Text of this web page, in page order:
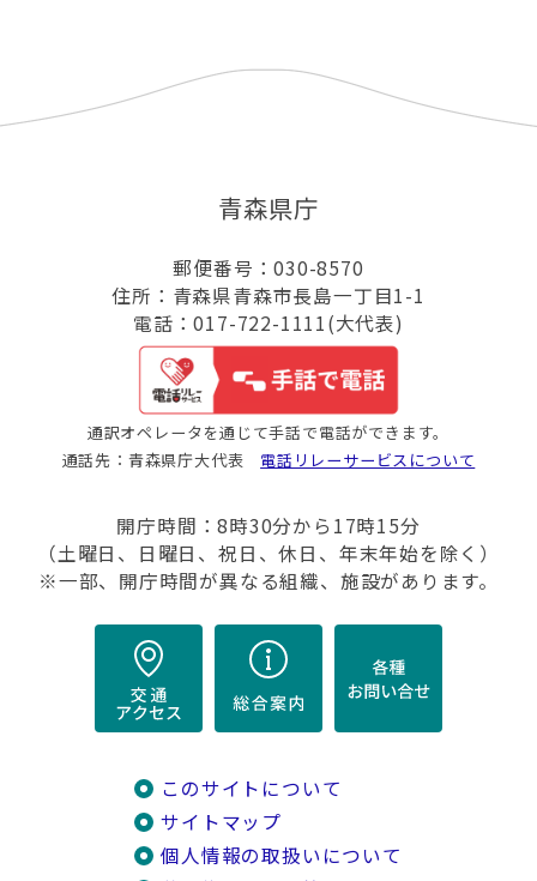
青森県庁
郵便番号：030-8570
住所：青森県青森市長島一丁目1-1
電話：017-722-1111(大代表)
通訳オペレータを通じて手話で電話ができます。
通話先：青森県庁大代表 電話リレーサービスについて
開庁時間：8時30分から17時15分
（土曜日、日曜日、祝日、休日、年末年始を除く）
※一部、開庁時間が異なる組織、施設があります。
このサイトについて
サイトマップ
個人情報の取扱いについて